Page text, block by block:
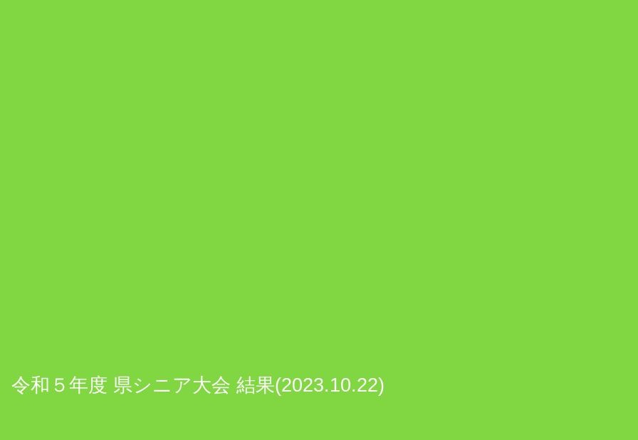
令和５年度 県シニア大会 結果(2023.10.22)